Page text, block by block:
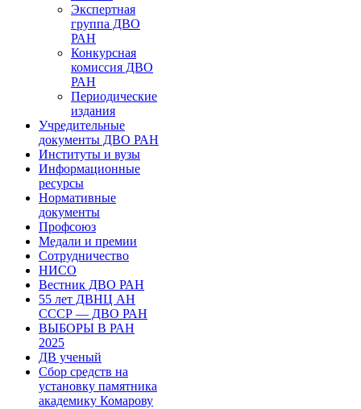
Экспертная
группа ДВО
РАН
Конкурсная
комиссия ДВО
РАН
Периодические
издания
Учредительные
документы ДВО РАН
Институты и вузы
Информационные
ресурсы
Нормативные
документы
Профсоюз
Медали и премии
Сотрудничество
НИСО
Вестник ДВО РАН
55 лет ДВНЦ АН
СССР — ДВО РАН
ВЫБОРЫ В РАН
2025
ДВ ученый
Сбор средств на
установку памятника
академику Комарову